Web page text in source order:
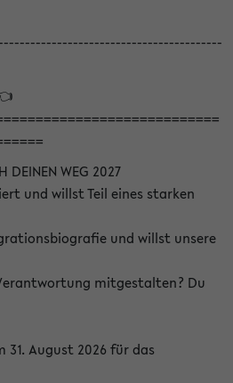
WEG 2027
und willst Teil eines starken
und willst unsere
mitgestalten? Du
31. August 2026 für das